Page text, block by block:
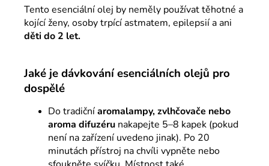
Tento esenciální olej by neměly používat těhotné a
kojící ženy, osoby trpící astmatem, epilepsií a ani
děti do 2 let.
Jaké je dávkování esenciálních olejů pro
dospělé
Do tradičníaromalampy, zvlhčovače nebo
aroma difuzéru nakapejte 5–8 kapek (pokud
není na zařízení uvedeno jinak). Po 20
minutách přístroj na chvíli vypněte nebo